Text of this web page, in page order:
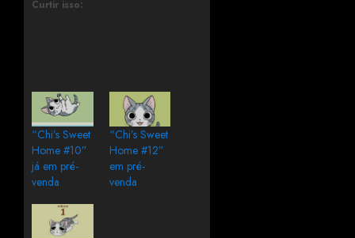
Curtir isso:
“Chi’s Sweet
Home #10”
já em pré-
venda
“Chi’s Sweet
Home #12”
em pré-
venda